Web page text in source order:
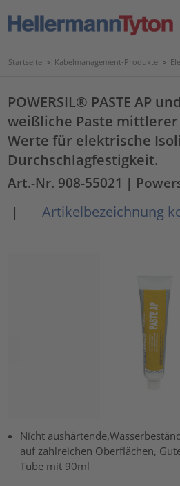
Startseite > Kabelmanagement-Produkte >
POWERSIL® PASTE AP
weißliche Paste mittlerer
Werte für elektrische
Durchschlagfestigkeit.
Art.-Nr. 908-55021 |
|
Artikelbezeichnung
Nicht
auf zahlreichen Oberflächen,
Tube mit 90ml